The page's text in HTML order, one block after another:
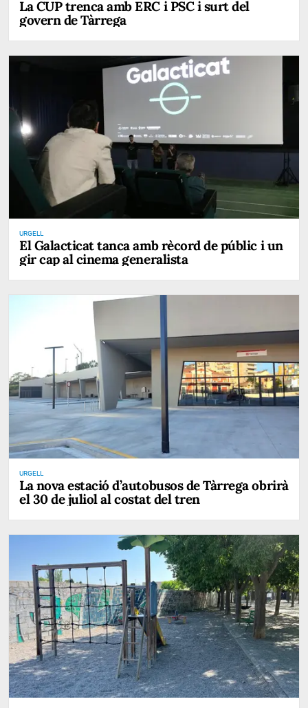
La CUP trenca amb ERC i PSC i surt del
govern de Tàrrega
URGELL
El Galacticat tanca amb rècord de públic i un
gir cap al cinema generalista
URGELL
La nova estació d’autobusos de Tàrrega obrirà
el 30 de juliol al costat del tren